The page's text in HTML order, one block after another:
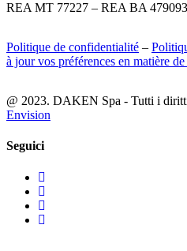
REA MT 77227 – REA BA 479093
Politique de confidentialité –
à jour vos préférences en matière
@ 2023. DAKEN Spa - Tutti i
Envision
Seguici